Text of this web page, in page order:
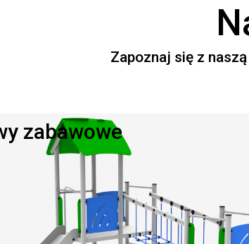
Zapoznaj się z
zabawowe